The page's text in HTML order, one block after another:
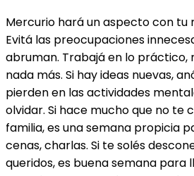
Mercurio hará un aspecto con tu
Evitá las preocupaciones
abruman. Trabajá en lo práctico,
nada más. Si hay ideas nuevas,
pierden en las actividades
olvidar. Si hace mucho que no te
familia, es una semana propicia
cenas, charlas. Si te solés
queridos, es buena semana para